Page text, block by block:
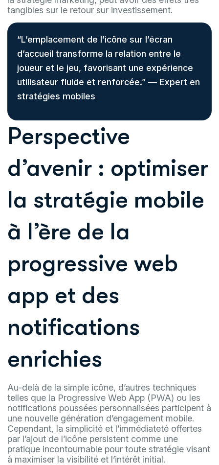
tangibles sur le retour sur investissement.
“L’emplacement de l’icône sur l’écran
d’accueil transforme la relation entre le
joueur et le jeu, favorisant une expérience
utilisateur fluide et renforcée.” — Expert en
stratégies mobiles
Perspective
d’avenir : optimiser
la stratégie mobile
à l’ère de la
progressive web
app et des
notifications
enrichies
Au-delà de la simple icône, d’autres techniques
telles que la Progressive Web App (PWA) ou les
notifications poussées personnalisées participent à
une nouvelle génération d’engagement mobile.
Cependant, la simplicité et l’immédiateté offertes
par l’ajout de l’icône persistent comme une
pratique incontournable pour toute stratégie visant
à maximiser la visibilité et l’intérêt initial.